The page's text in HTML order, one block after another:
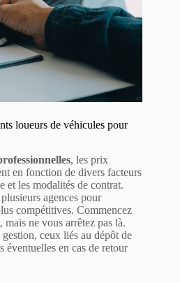
loueurs de véhicules pour
, les prix
en fonction de divers facteurs
et les modalités de contrat.
agences pour
compétitives. Commencez
mais ne vous arrêtez pas là.
ceux liés au dépôt de
éventuelles en cas de retour